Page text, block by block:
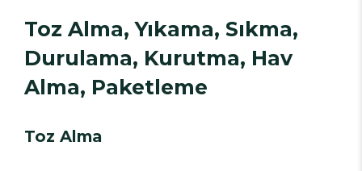
Toz Alma, Yıkama, Sıkma,
Durulama, Kurutma, Hav
Alma, Paketleme
Toz Alma